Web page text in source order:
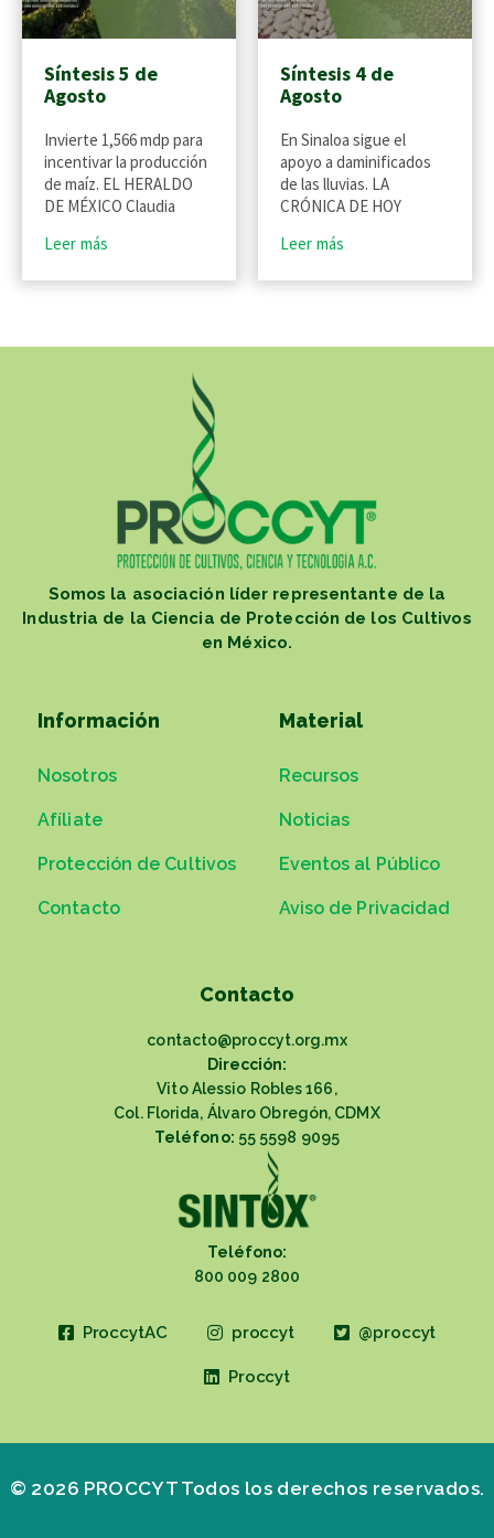
Síntesis 5 de
Agosto
Invierte 1,566 mdp para
incentivar la producción
de maíz. EL HERALDO
DE MÉXICO Claudia
Leer más
Síntesis 4 de
Agosto
En Sinaloa sigue el
apoyo a daminificados
de las lluvias. LA
CRÓNICA DE HOY
Leer más
Somos la asociación líder representante de la
Industria de la Ciencia de Protección de los Cultivos
en México.
Información
Nosotros
Afíliate
Protección de Cultivos
Contacto
Material
Recursos
Noticias
Eventos al Público
Aviso de Privacidad
Contacto
contacto@proccyt.org.mx
Dirección:
Vito Alessio Robles 166,
Col. Florida, Álvaro Obregón, CDMX
Teléfono: 55 5598 9095
Teléfono:
800 009 2800
ProccytAC proccyt @proccyt
Proccyt
© 2026 PROCCYT Todos los derechos reservados.